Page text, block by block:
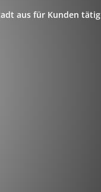
aus für Kunden tätig